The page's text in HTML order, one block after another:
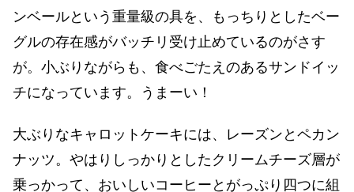
ンベールという重量級の具を、もっちりとしたベー
グルの存在感がバッチリ受け止めているのがさす
が。小ぶりながらも、食べごたえのあるサンドイッ
チになっています。うまーい！
大ぶりなキャロットケーキには、レーズンとペカン
ナッツ。やはりしっかりとしたクリームチーズ層が
乗っかって、おいしいコーヒーとがっぷり四つに組